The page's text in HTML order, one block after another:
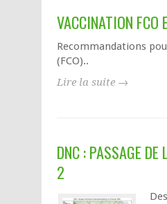
VACCINATION
Recommandations
(FCO)..
Lire la suite →
DNC : PASSAGE DE
2